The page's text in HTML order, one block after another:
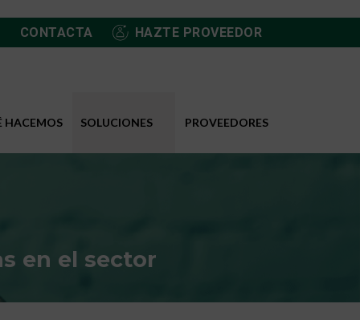
CONTACTA HAZTE PROVEEDOR
HACEMOS SOLUCIONES PROVEEDORES
en el sector